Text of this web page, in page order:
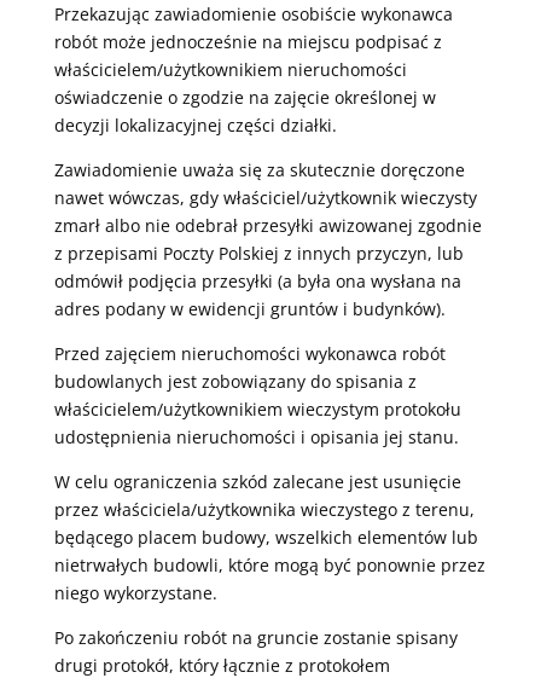
Przekazując zawiadomienie osobiście wykonawca
robót może jednocześnie na miejscu podpisać z
właścicielem/użytkownikiem nieruchomości
oświadczenie o zgodzie na zajęcie określonej w
decyzji lokalizacyjnej części działki.
Zawiadomienie uważa się za skutecznie doręczone
nawet wówczas, gdy właściciel/użytkownik wieczysty
zmarł albo nie odebrał przesyłki awizowanej zgodnie
z przepisami Poczty Polskiej z innych przyczyn, lub
odmówił podjęcia przesyłki (a była ona wysłana na
adres podany w ewidencji gruntów i budynków).
Przed zajęciem nieruchomości wykonawca robót
budowlanych jest zobowiązany do spisania z
właścicielem/użytkownikiem wieczystym protokołu
udostępnienia nieruchomości i opisania jej stanu.
W celu ograniczenia szkód zalecane jest usunięcie
przez właściciela/użytkownika wieczystego z terenu,
będącego placem budowy, wszelkich elementów lub
nietrwałych budowli, które mogą być ponownie przez
niego wykorzystane.
Po zakończeniu robót na gruncie zostanie spisany
drugi protokół, który łącznie z protokołem